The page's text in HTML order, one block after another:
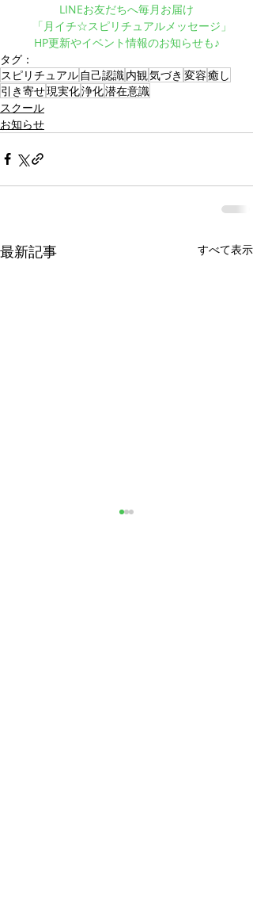
LINEお友だちへ毎月お届け
「月イチ☆スピリチュアルメッセージ」
HP更新やイベント情報のお知らせも♪
タグ：
スピリチュアル 自己認識内観 気づき 変容癒し
引き寄せ現実化浄化潜在意識
スクール
お知らせ
最新記事 すべて表示